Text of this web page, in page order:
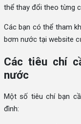
thể thay đổi theo từng
Các bạn có thể tham
bơm nước tại website
Các tiêu chí
nước
Một số tiêu chí bạn
đình: